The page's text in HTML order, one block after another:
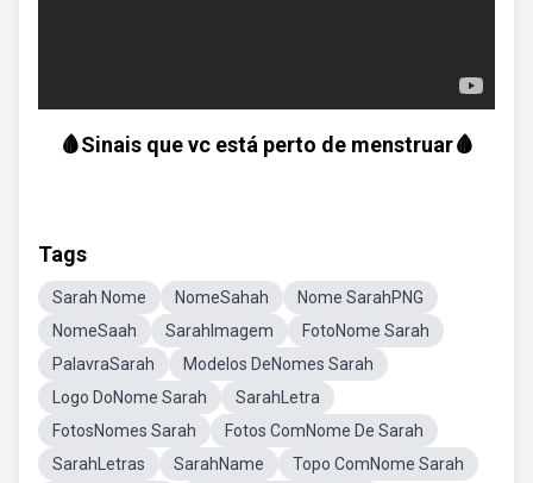
🩸Sinais que vc está perto de menstruar🩸
Tags
Sarah Nome NomeSahah
Nome SarahPNG
NomeSaah
SarahImagem
FotoNome Sarah
PalavraSarah
Modelos DeNomes Sarah
Logo DoNome Sarah
SarahLetra
FotosNomes Sarah
Fotos ComNome De Sarah
SarahLetras
SarahName
Topo ComNome Sarah